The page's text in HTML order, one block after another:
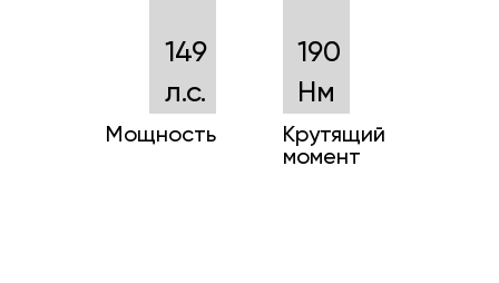
149
л.с.
Мощность
190
Нм
Крутящий
момент